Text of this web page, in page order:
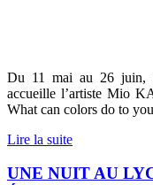
Du 11 mai au 26 juin,
accueille l’artiste Mio
What can colors do to
Lire la suite
UNE NUIT AU